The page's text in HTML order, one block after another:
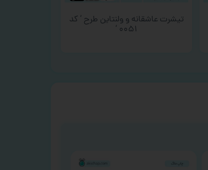
تیشرت عاشقانه و ولنتاین طرح ‘ کد
۰۰۵۱ ‘